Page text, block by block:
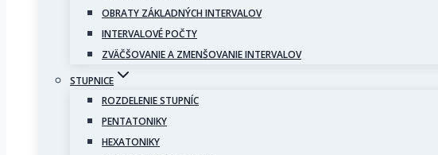
OBRATY ZÁKLADNÝCH INTERVALOV
INTERVALOVÉ POČTY
ZVÄČŠOVANIE A ZMENŠOVANIE INTERVALOV
STUPNICE
ROZDELENIE STUPNÍC
PENTATONIKY
HEXATONIKY